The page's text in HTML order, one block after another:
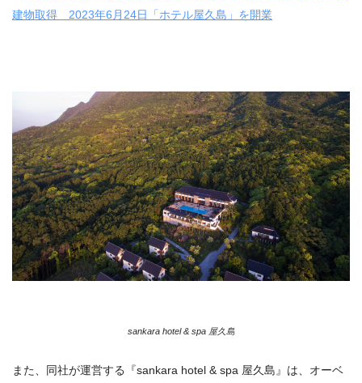
建物取得 2023年6月24日「ホテル屋久島」を開業
sankara hotel & spa 屋久島
また、同社が運営する『sankara hotel & spa 屋久島』は、オーベ